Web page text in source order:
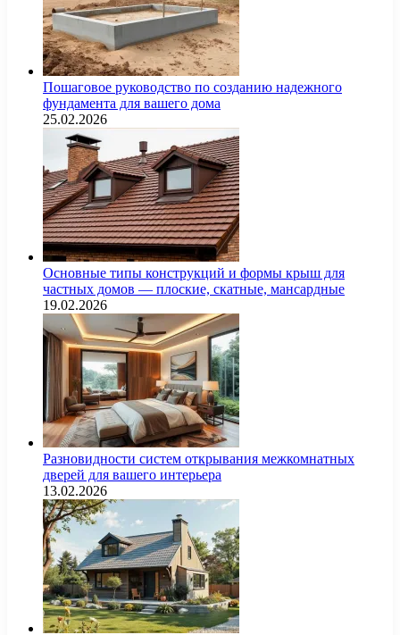
Пошаговое руководство по созданию надежного
фундамента для вашего дома
25.02.2026
Основные типы конструкций и формы крыш для
частных домов — плоские, скатные, мансардные
19.02.2026
Разновидности систем открывания межкомнатных
дверей для вашего интерьера
13.02.2026